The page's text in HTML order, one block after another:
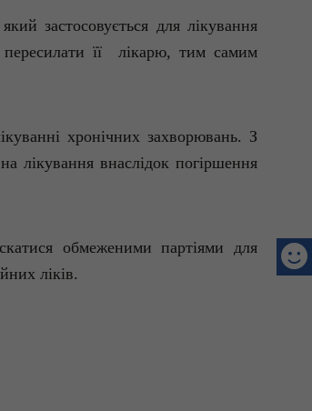
який застосовується длялікування
пересилати її лікарю,тим самим
хронічних захворювань. З
на лікування внаслідок погіршення
обмеженими партіями для
ліків.